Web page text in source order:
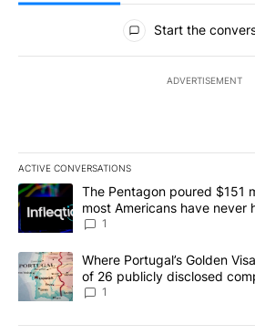
All Comments
Start the
ADVERTISEMENT
ACTIVE CONVERSATIONS
The following is a list of the most
A trending article titled "The Pentagon
The Pentagon poured $151
most Americans have never
make it a good investment?
1
A trending article titled "Where
Where Portugal’s Golden
of 26 publicly disclosed
1